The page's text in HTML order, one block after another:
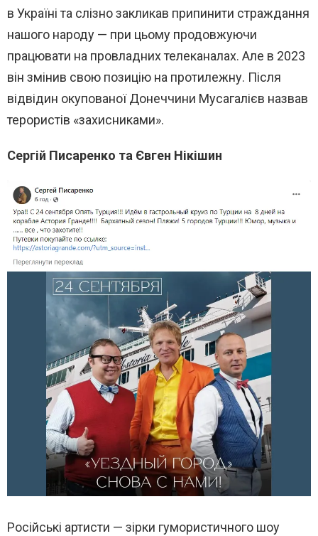
в Україні та слізно закликав припинити страждання
нашого народу — при цьому продовжуючи
працювати на провладних телеканалах. Але в 2023
він змінив свою позицію на протилежну. Після
відвідин окупованої Донеччини Мусагалієв назвав
терористів «захисниками».
Сергій Писаренко та Євген Нікішин
Російські артисти — зірки гумористичного шоу